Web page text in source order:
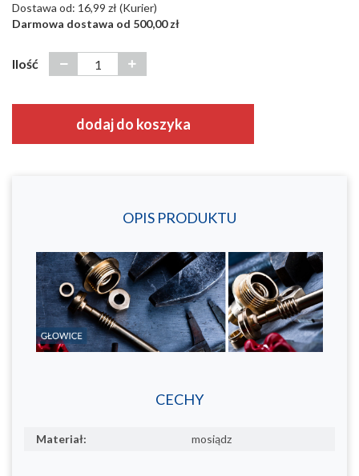
Dostawa od: 16,99 zł (Kurier)
Darmowa dostawa od 500,00 zł
Ilość
dodaj do koszyka
OPIS PRODUKTU
CECHY
Materiał: mosiądz